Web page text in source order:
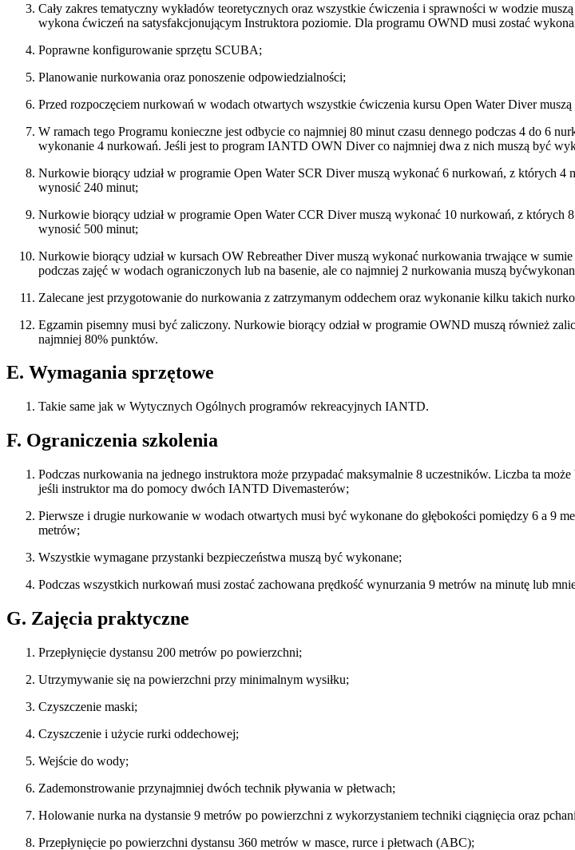
Cały zakres tematyczny wykładów teoretycznych oraz wszystkie ćwiczenia i sprawności w wodzie
wykona ćwiczeń na satysfakcjonującym Instruktora poziomie. Dla programu OWND musi zostać
Poprawne konfigurowanie sprzętu SCUBA;
Planowanie nurkowania oraz ponoszenie odpowiedzialności;
Przed rozpoczęciem nurkowań w wodach otwartych wszystkie ćwiczenia kursu Open Water Diver
W ramach tego Programu konieczne jest odbycie co najmniej 80 minut czasu dennego podczas 4 do 6
wykonanie 4 nurkowań. Jeśli jest to program IANTD OWN Diver co najmniej dwa z nich muszą być
Nurkowie biorący udział w programie Open Water SCR Diver muszą wykonać 6 nurkowań, z których
wynosić 240 minut;
Nurkowie biorący udział w programie Open Water CCR Diver muszą wykonać 10 nurkowań, z
wynosić 500 minut;
Nurkowie biorący udział w kursach OW Rebreather Diver muszą wykonać nurkowania trwające w
podczas zajęć w wodach ograniczonych lub na basenie, ale co najmniej 2 nurkowania muszą
Zalecane jest przygotowanie do nurkowania z zatrzymanym oddechem oraz wykonanie kilku takich
Egzamin pisemny musi być zaliczony. Nurkowie biorący odział w programie OWND muszą również
najmniej 80% punktów.
E. Wymagania sprzętowe
Takie same jak w Wytycznych Ogólnych programów rekreacyjnych IANTD.
F. Ograniczenia szkolenia
Podczas nurkowania na jednego instruktora może przypadać maksymalnie 8 uczestników. Liczba ta
jeśli instruktor ma do pomocy dwóch IANTD Divemasterów;
Pierwsze i drugie nurkowanie w wodach otwartych musi być wykonane do głębokości pomiędzy 6 a 9
metrów;
Wszystkie wymagane przystanki bezpieczeństwa muszą być wykonane;
Podczas wszystkich nurkowań musi zostać zachowana prędkość wynurzania 9 metrów na minutę lub
G. Zajęcia praktyczne
Przepłynięcie dystansu 200 metrów po powierzchni;
Utrzymywanie się na powierzchni przy minimalnym wysiłku;
Czyszczenie maski;
Czyszczenie i użycie rurki oddechowej;
Wejście do wody;
Zademonstrowanie przynajmniej dwóch technik pływania w płetwach;
Holowanie nurka na dystansie 9 metrów po powierzchni z wykorzystaniem techniki ciągnięcia oraz
Przepłynięcie po powierzchni dystansu 360 metrów w masce, rurce i płetwach (ABC);